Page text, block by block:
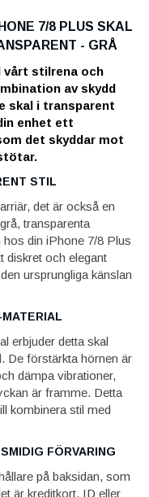
7/8 PLUS SKAL
- GRÅ
vårt stilrena och
av skydd
skal i transparent
enhet ett
det skyddar mot
STIL
det är också en
transparenta
hos din iPhone 7/8 Plus
diskret och elegant
ursprungliga känslan
erbjuder detta skal
De förstärkta hörnen är
dämpa vibrationer,
är framme. Detta
kombinera stil med
FÖRVARING
på baksidan, som
är kreditkort, ID eller